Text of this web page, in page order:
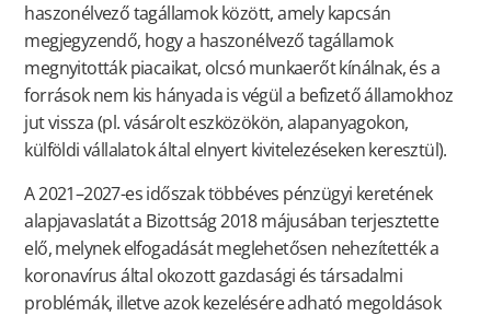
haszonélvező tagállamok között, amely kapcsán
megjegyzendő, hogy a haszonélvező tagállamok
megnyitották piacaikat, olcsó munkaerőt kínálnak, és a
források nem kis hányada is végül a befizető államokhoz
jut vissza (pl. vásárolt eszközökön, alapanyagokon,
külföldi vállalatok által elnyert kivitelezéseken keresztül).
A 2021–2027-es időszak többéves pénzügyi keretének
alapjavaslatát a Bizottság 2018 májusában terjesztette
elő, melynek elfogadását meglehetősen nehezítették a
koronavírus által okozott gazdasági és társadalmi
problémák, illetve azok kezelésére adható megoldások